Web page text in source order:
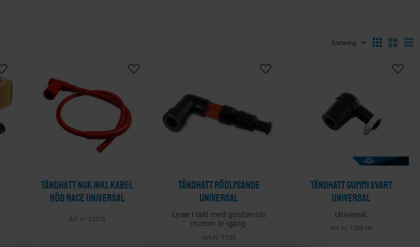
Lägg till i önskelista
Tändhatt NGK inkl kabel
röd Race Universal
23158
Lägg till i önskelista
Tändhatt Rödlysande
Universal
Lyser i takt med gnistan när
motorn är igång.
T026
Lägg till i önskelista
Tändhatt gummi Svart
Universal
Universal.
T008-IM
Lägg